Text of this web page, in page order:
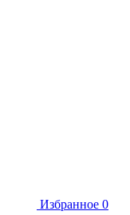
Избранное 0